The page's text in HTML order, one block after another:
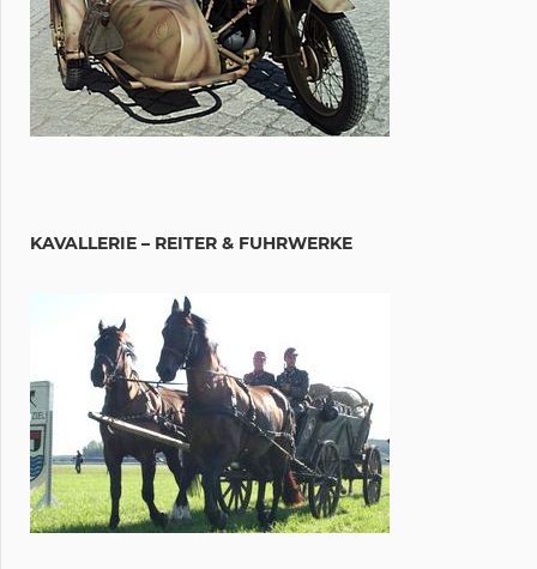
KAVALLERIE – REITER & FUHRWERKE